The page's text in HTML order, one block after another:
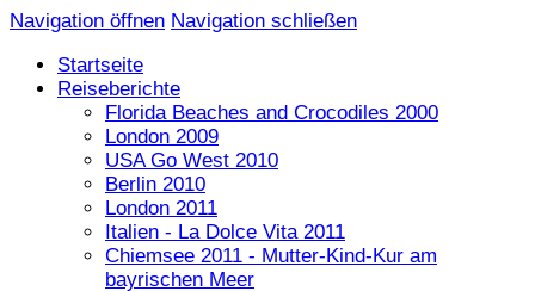
Navigation öffnen Navigation schließen
Startseite
Reiseberichte
Florida Beaches and Crocodiles 2000
London 2009
USA Go West 2010
Berlin 2010
London 2011
Italien - La Dolce Vita 2011
Chiemsee 2011 - Mutter-Kind-Kur am
bayrischen Meer